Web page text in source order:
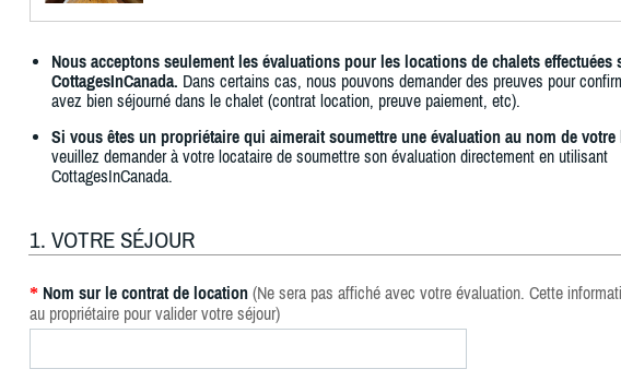
Nous acceptons seulement les évaluations pour les locations de chalets effectuées
CottagesInCanada. Dans certains cas, nous pouvons demander des preuves pour
avez bien séjourné dans le chalet (contrat location, preuve paiement, etc).
Si vous êtes un propriétaire qui aimerait soumettre une évaluation au nom de votre
veuillez demander à votre locataire de soumettre son évaluation directement en utilisant
CottagesInCanada.
1. VOTRE SÉJOUR
* Nom sur le contrat de location (Ne sera pas affiché avec votre évaluation. Cette
au propriétaire pour valider votre séjour)